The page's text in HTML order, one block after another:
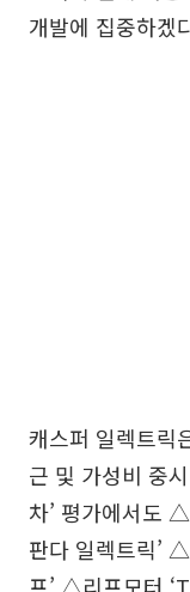
개발에 집중하겠
캐스퍼 일렉트릭
근 및 가성비 중
차’ 평가에서도
판다 일렉트릭’